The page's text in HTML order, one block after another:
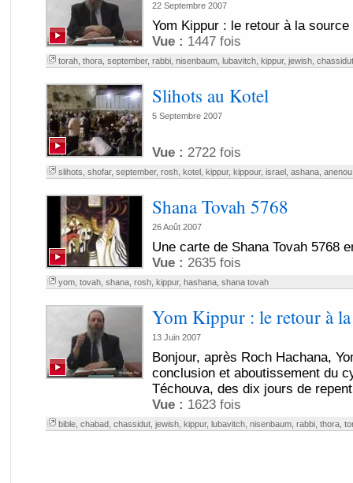
22 Septembre 2007
Yom Kippur : le retour à la
Vue : 1447 fois
torah, thora, september, rabbi, nisenbaum, lubavitch, kippur, jewish, chassidut
Slihots au Kotel
5 Septembre 2007
Vue : 2722 fois
slihots shofar, september, rosh, kotel, kippur, kippour, israel, ashana, anenou
Shana Tovah 5768
26 Août 2007
Une carte de Shana Tovah 5768
Vue : 2635 fois
yom, tovah, shana, rosh, kippur, hashana, shana tovah
Yom Kippur : le retour à
13 Juin 2007
Bonjour, après Roch Hachana,
conclusion et aboutissement du
Téchouva, des dix jours de
Vue : 1623 fois
bible, chabad, chassidut, jewish, kippur, lubavitch, nisenbaum, rabbi, thora,